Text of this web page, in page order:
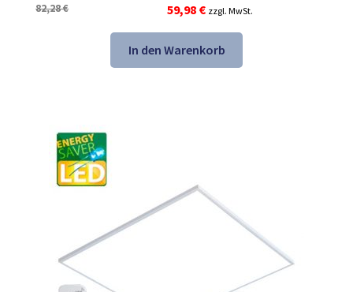
82,28€
Ursprünglicher
Preis
war:
82,28 €
59,98 €Aktueller
Preis
ist:
59,98 €.
zzgl. MwSt.
In den Warenkorb